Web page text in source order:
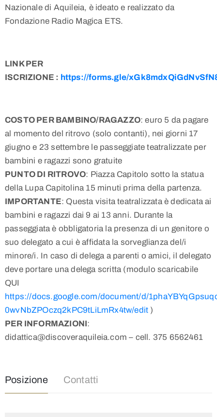
Nazionale di Aquileia, è ideato e realizzato da
Fondazione Radio Magica ETS.
LINK PER
ISCRIZIONE : https://forms.gle/
COSTO PER BAMBINO/RAGAZZO: euro 5 da pagare
al momento del ritrovo (solo contanti), nei giorni 17
giugno e 23 settembre le passeggiate teatralizzate per
bambini e ragazzi sono gratuite
PUNTO DI RITROVO: Piazza Capitolo sotto la statua
della Lupa Capitolina 15 minuti prima della partenza.
IMPORTANTE: Questa visita teatralizzata è dedicata ai
bambini e ragazzi dai 9 ai 13 anni. Durante la
passeggiata è obbligatoria la presenza di un genitore o
suo delegato a cui è affidata la sorveglianza del/i
minore/i. In caso di delega a parenti o amici, il delegato
deve portare una delega scritta (modulo scaricabile
QUI
https://docs.google.com/document/d/
0wvNbZPOczq2kPC9tLiLmRx4tw/edit )
PER INFORMAZIONI:
didattica@discoveraquileia.com – cell. 375 6562461
Posizione Contatti